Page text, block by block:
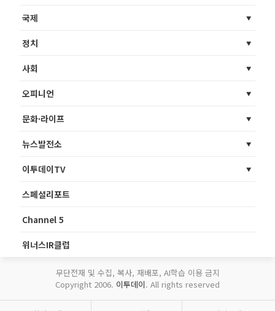
국제
정치
사회
오피니언
문화·라이프
뉴스발전소
이투데이TV
스페셜리포트
Channel 5
위너스IR클럽
무단전재 및 수집, 복사, 재배포, AI학습 이용 금지
Copyright 2006. 이투데이. All rights reserved